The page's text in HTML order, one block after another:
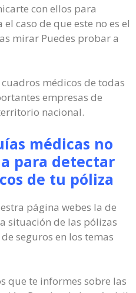
con ellos para
caso de que este no es el
mirar Puedes probar a
médicos de todas
empresas de
nacional.
médicas no
para detectar
de tu póliza
página webes la de
situación de las pólizas
seguros en los temas
que te informes sobre las